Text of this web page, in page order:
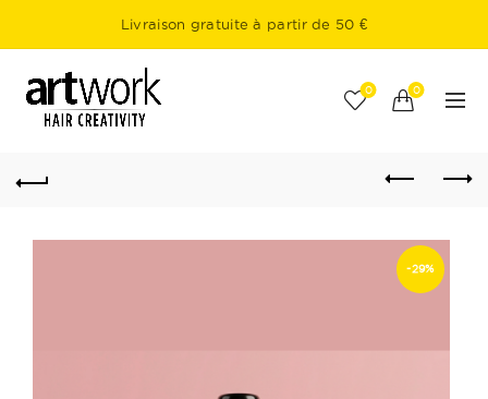
Livraison gratuite à partir de 50 €
0 0
-29%